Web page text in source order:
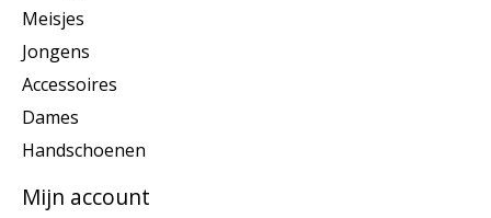
Meisjes
Jongens
Accessoires
Dames
Handschoenen
Mijn account